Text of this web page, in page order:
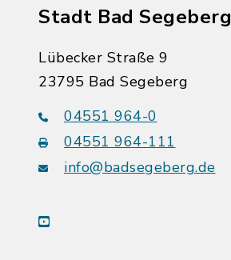
Stadt Bad Segeberg
Lübecker Straße 9
23795 Bad Segeberg
04551 964-0
04551 964-111
info@badsegeberg.de
youtube